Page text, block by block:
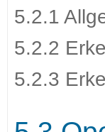
5.2.1
5.2.2
5.2.3